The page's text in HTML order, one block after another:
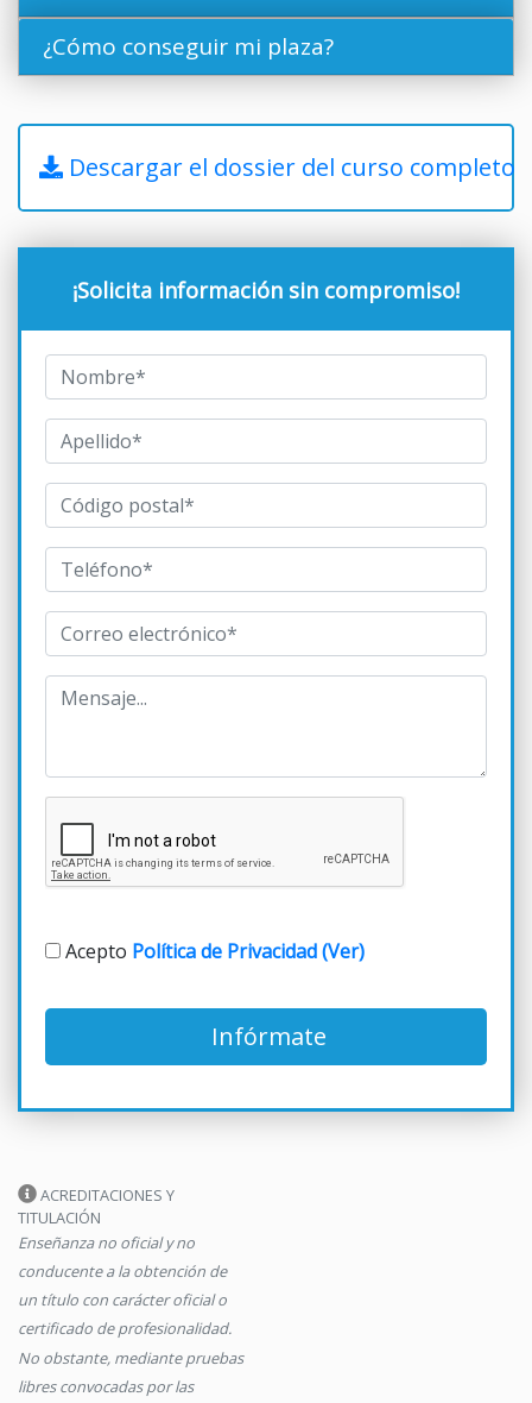
¿Cómo conseguir mi plaza?
Descargar el dossier del curso completo
¡Solicita información sin compromiso!
Acepto Política de Privacidad (Ver)
Infórmate
ACREDITACIONES Y
TITULACIÓN
Enseñanza no oficial y no
conducente a la obtención de
un título con carácter oficial o
certificado de profesionalidad.
No obstante, mediante pruebas
libres convocadas por las